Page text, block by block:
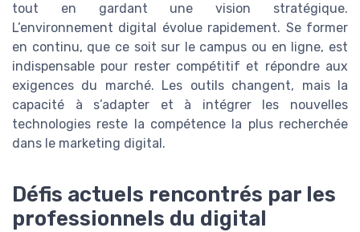
tout en gardant une vision stratégique.
L’environnement digital évolue rapidement. Se former
en continu, que ce soit sur le campus ou en ligne, est
indispensable pour rester compétitif et répondre aux
exigences du marché. Les outils changent, mais la
capacité à s’adapter et à intégrer les nouvelles
technologies reste la compétence la plus recherchée
dans le marketing digital.
Défis actuels rencontrés par les
professionnels du digital